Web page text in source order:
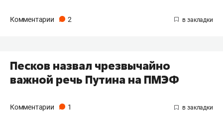
Комментарии 2
Песков назвал чрезвычайно
важной речь Путина на ПМЭФ
Комментарии 1